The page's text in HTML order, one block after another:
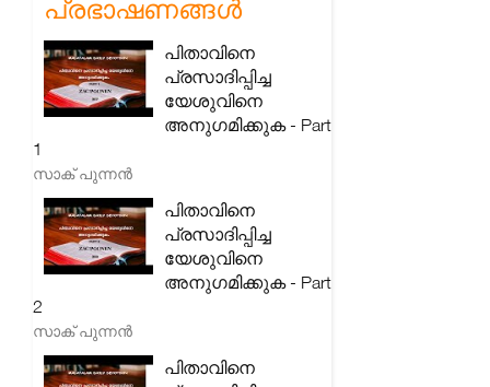
പ്രഭാഷണങ്ങൾ
പിതാവിനെ
പ്രസാദിപ്പിച്ച
യേശുവിനെ
അനുഗമിക്കുക - Part
1
സാക് പുന്നൻ
പിതാവിനെ
പ്രസാദിപ്പിച്ച
യേശുവിനെ
അനുഗമിക്കുക - Part
2
സാക് പുന്നൻ
പിതാവിനെ